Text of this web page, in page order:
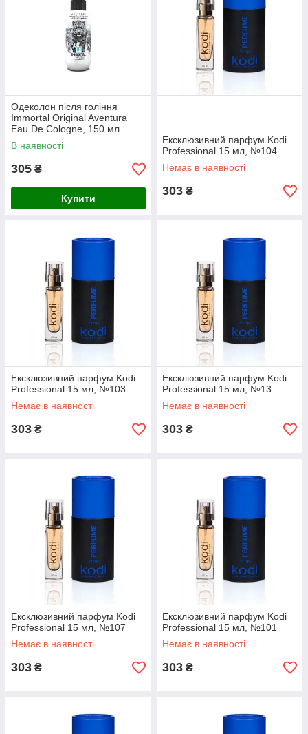
Одеколон після гоління
Immortal Original Aventura
Eau De Cologne, 150 мл
(NYC-119)
В наявності
305 ₴
Купити
Ексклюзивний парфум Kodi
Professional 15 мл, №104
Немає в наявності
303 ₴
Ексклюзивний парфум Kodi
Professional 15 мл, №103
Немає в наявності
303 ₴
Ексклюзивний парфум Kodi
Professional 15 мл, №13
Немає в наявності
303 ₴
Ексклюзивний парфум Kodi
Professional 15 мл, №107
Немає в наявності
303 ₴
Ексклюзивний парфум Kodi
Professional 15 мл, №101
Немає в наявності
303 ₴